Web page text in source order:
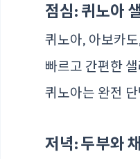
점심: 퀴노아
퀴노아, 아보카
빠르고 간편한
퀴노아는 완전
저녁: 두부와